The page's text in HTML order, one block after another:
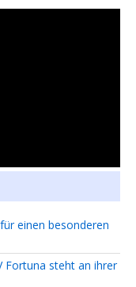
einen besonderen
Fortuna steht an ihrer